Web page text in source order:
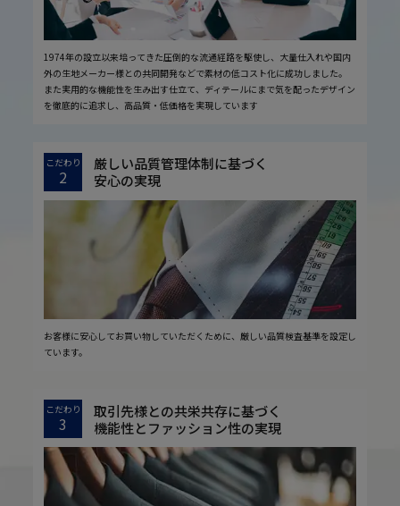
1974年の設立以来培ってきた圧倒的な流通経路を駆使し、大量仕入れや国内
外の生地メーカー様との共同開発などで素材の低コスト化に成功しました。
また実用的な機能性を生み出す仕立て、ディテールにまで気を配ったデザイン
を徹底的に追求し、高品質・低価格を実現しています
こだわり
2
厳しい品質管理体制に基づく
安心の実現
お客様に安心してお買い物していただくために、厳しい品質検査基準を設定し
ています。
こだわり
3
取引先様との共栄共存に基づく
機能性とファッション性の実現